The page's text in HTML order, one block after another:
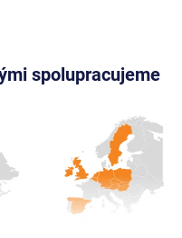
spolupracujeme